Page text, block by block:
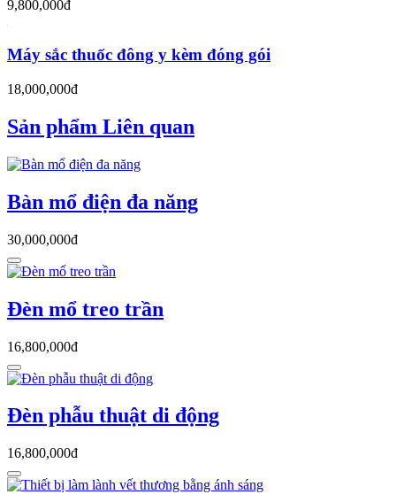
9,800,000đ
Máy sắc thuốc đông y kèm đóng gói
18,000,000đ
Sản phẩm Liên quan
Bàn mổ điện đa năng
30,000,000đ
Đèn mổ treo trần
16,800,000đ
Đèn phẫu thuật di động
16,800,000đ